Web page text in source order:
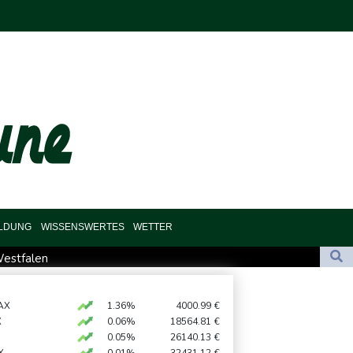
WISSENSWERTES WETTER
wieder auf freiem Fuß
zahlen
1.36% 4000.99 €
0.06% 18564.81 €
0.05% 26140.13 €